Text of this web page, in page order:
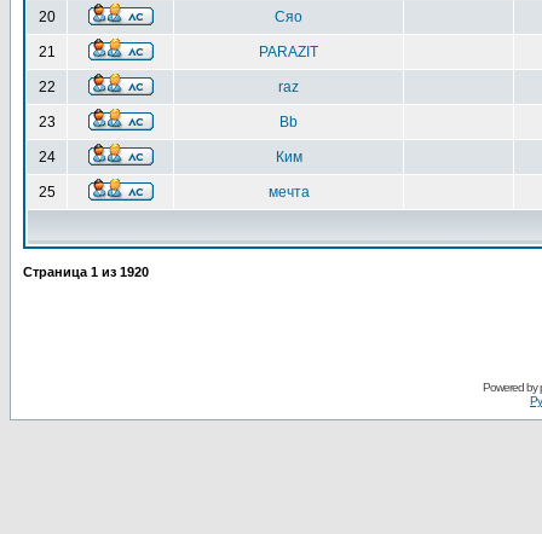
20 Сяо
21 PARAZIT
22 raz
23 Bb
24 Ким
25 мечта
Страница 1 из 1920
Powered by